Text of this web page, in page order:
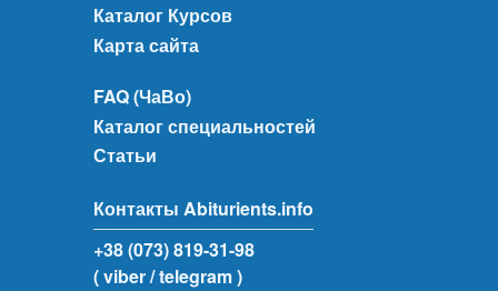
Каталог Курсов
Карта сайта
FAQ (ЧаВо)
Каталог специальностей
Статьи
Контакты Abiturients.info
+38 (073) 819-31-98
( viber/ telegram )